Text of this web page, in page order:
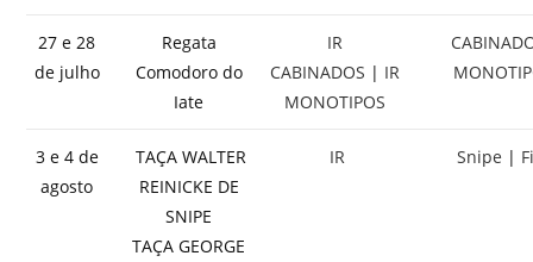
27 e 28
de julho
Regata
Comodoro do
Iate
IR
CABINADOS | IR
MONOTIPOS
3 e 4 de
agosto
TAÇA WALTER
REINICKE DE
SNIPE
TAÇA GEORGE
IR Snipe |